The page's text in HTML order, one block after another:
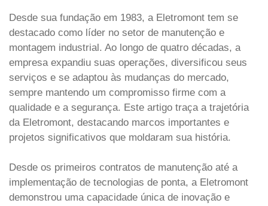
Desde sua fundação em 1983, a Eletromont tem se
destacado como líder no setor de manutenção e
montagem industrial. Ao longo de quatro décadas, a
empresa expandiu suas operações, diversificou seus
serviços e se adaptou às mudanças do mercado,
sempre mantendo um compromisso firme com a
qualidade e a segurança. Este artigo traça a trajetória
da Eletromont, destacando marcos importantes e
projetos significativos que moldaram sua história.
Desde os primeiros contratos de manutenção até a
implementação de tecnologias de ponta, a Eletromont
demonstrou uma capacidade única de inovação e